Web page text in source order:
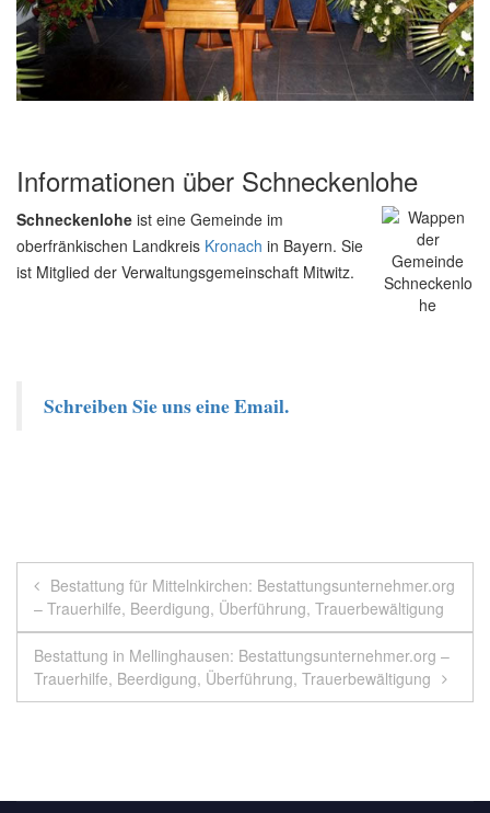
Informationen über Schneckenlohe
Schneckenlohe ist eine Gemeinde im
oberfränkischen Landkreis Kronach in Bayern. Sie
ist Mitglied der Verwaltungsgemeinschaft Mitwitz.
Schreiben Sie uns eine Email.
Beitragsnavigation
Bestattung für Mittelnkirchen: Bestattungsunternehmer.org
– Trauerhilfe, Beerdigung, Überführung, Trauerbewältigung
Bestattung in Mellinghausen: Bestattungsunternehmer.org –
Trauerhilfe, Beerdigung, Überführung, Trauerbewältigung